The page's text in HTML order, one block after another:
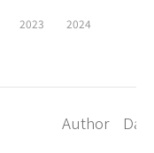
2023 2024
Author